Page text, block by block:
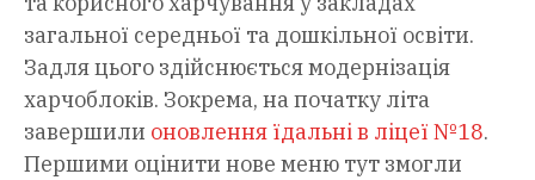
загальної середньої та дошкільної освіти.
Задля цього здійснюється модернізація
харчоблоків. Зокрема, на початку літа
завершили оновлення їдальні в ліцеї №18.
Першими оцінити нове меню тут змогли